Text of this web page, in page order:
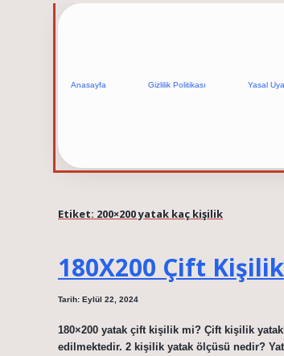
Anasayfa Gizlilik Politikası Yasal
Etiket: 200×200 yatak kaç kişilik
180X200 Çift
Tarih: Eylül 22, 2024
180×200 yatak çift kişilik mi? Çift kişilik
edilmektedir. 2 kişilik yatak ölçüsü nedir?